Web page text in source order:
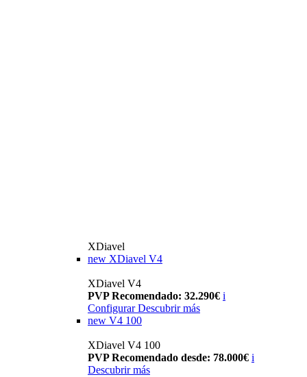
XDiavel
new XDiavel V4
XDiavel V4
PVP Recomendado: 32.290€ i
Configurar Descubrir más
new V4 100
XDiavel V4 100
PVP Recomendado desde: 78.000€ i
Descubrir más